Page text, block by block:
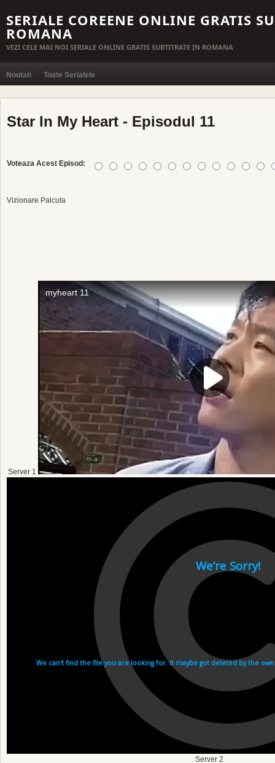
SERIALE COREENE ONLINE GRATIS
ROMANA
VEZI CELE MAI NOI SERIALE ONLINE GRATIS SUBTITRATE IN ROMANA
Noutati Toate Serialele
Star In My Heart - Episodul 11
Voteaza Acest Episod:
Vizionare Palcuta
Server 1
Server 2